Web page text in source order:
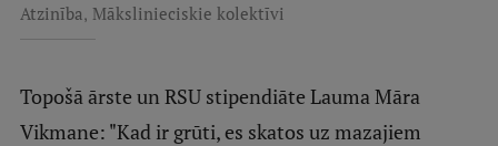
Atzinība, Mākslinieciskie kolektīvi
Topošā ārste un RSU stipendiāte Lauma Māra
Vikmane: "Kad ir grūti, es skatos uz mazajiem